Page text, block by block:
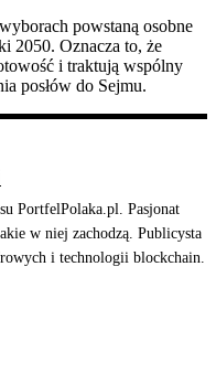
powstaną osobne
2050. Oznacza to, że
i traktują wspólny
posłów do Sejmu.
PortfelPolaka.pl. Pasjonat
w niej zachodzą. Publicysta
i technologii blockchain.